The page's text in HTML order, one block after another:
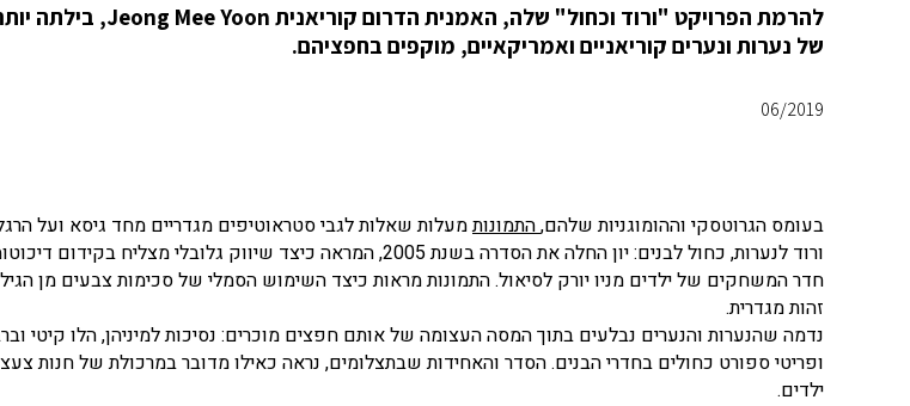
של נערות ונערים קוריאניים ואמריקאיים, מוקפים בחפציהם.
06/2019
בעומס הגרוטסקי וההומוגניות שלהם,התמונותמעלות שאלות לגבי סטראוטיפים מגדריים מחד גיסא ועל
ורוד לנערות, כחול לבנים: יון החלה את הסדרה בשנת 2005, המראה כיצד שיווק גלובלי
חדר המשחקים של ילדים מניו יורק לסיאול. התמונות מראות כיצד השימוש הסמלי של סכימות צבעים מן הגיל
זהות מגדרית.
נדמה שהנערות והנערים נבלעים בתוך המסה העצומה של אותם חפצים מוכרים: נסיכות למיניהן, הלו קיטי
ופריטי ספורט כחולים בחדרי הבנים. הסדר והאחידות שבתצלומים, נראה כאילו מדובר במרכולת של חנות
ילדים.